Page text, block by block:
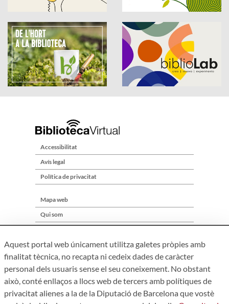
Accessibilitat
Avís legal
Política de privacitat
Mapa web
Qui som
Aquest portal web únicament utilitza galetes pròpies amb
finalitat tècnica, no recapta ni cedeix dades de caràcter
personal dels usuaris sense el seu coneixement. No obstant
això, conté enllaços a llocs web de tercers amb polítiques de
privacitat alienes a la de la Diputació de Barcelona que vostè